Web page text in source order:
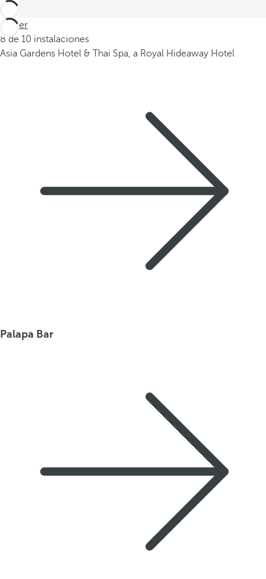
Volver
8 de 10 instalaciones
Asia Gardens Hotel & Thai Spa, a Royal Hideaway Hotel
Palapa Bar